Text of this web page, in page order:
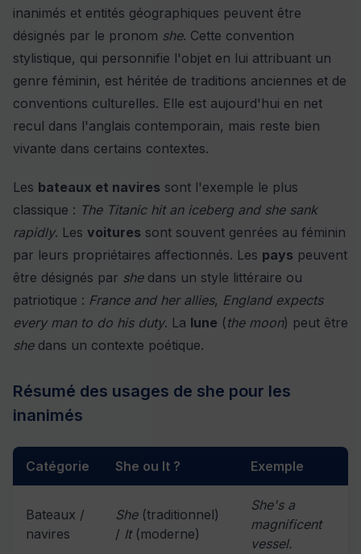
inanimés et entités géographiques peuvent être
désignés par le pronom she. Cette convention
stylistique, qui personnifie l'objet en lui attribuant un
genre féminin, est héritée de traditions anciennes et de
conventions culturelles. Elle est aujourd'hui en net
recul dans l'anglais contemporain, mais reste bien
vivante dans certains contextes.
Les bateaux et navires sont l'exemple le plus
classique : The Titanic hit an iceberg and she sank
rapidly. Les voitures sont souvent genrées au féminin
par leurs propriétaires affectionnés. Les pays peuvent
être désignés par shedans un style littéraire ou
patriotique : France and her allies, England expects
every man to do his duty. La lune (the moon) peut être
shedans un contexte poétique.
Résumé des usages de she pour les
inanimés
Catégorie She ou It ? Exemple
Bateaux /
navires
She(traditionnel)
/ It(moderne)
She's a
magnificent
vessel.